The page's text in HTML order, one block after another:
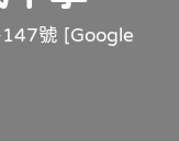
號 [Google